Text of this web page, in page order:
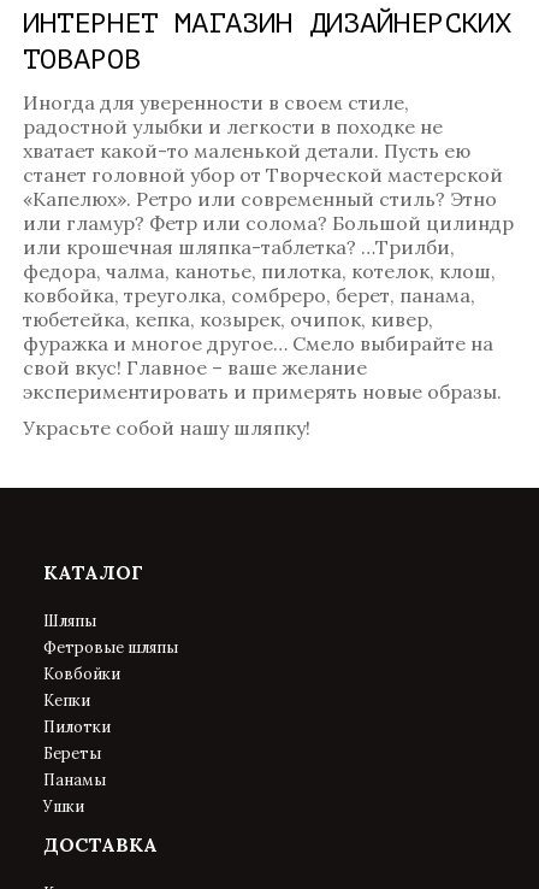
ИНТЕРНЕТ МАГАЗИН ДИЗАЙНЕРСКИХ
ТОВАРОВ
Иногда для уверенности в своем стиле,
радостной улыбки и легкости в походке не
хватает какой-то маленькой детали. Пусть ею
станет головной убор от Творческой мастерской
«Капелюх». Ретро или современный стиль? Этно
или гламур? Фетр или солома? Большой цилиндр
или крошечная шляпка-таблетка? …Трилби,
федора, чалма, канотье, пилотка, котелок, клош,
ковбойка, треуголка, сомбреро, берет, панама,
тюбетейка, кепка, козырек, очипок, кивер,
фуражка и многое другое… Смело выбирайте на
свой вкус! Главное – ваше желание
экспериментировать и примерять новые образы.
Украсьте собой нашу шляпку!
КАТАЛОГ
Шляпы
Фетровые шляпы
Ковбойки
Кепки
Пилотки
Береты
Панамы
Ушки
ДОСТАВКА